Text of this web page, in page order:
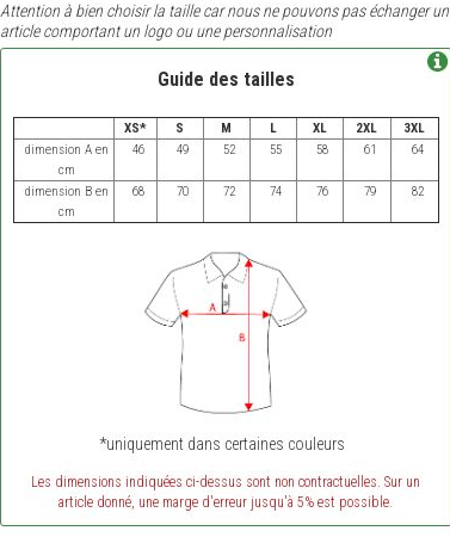
Attention à bien choisir la taille car nous ne pouvons pas échanger un
article comportant un logo ou une personnalisation
Guide des tailles
XS* S M L XL 2XL
3XL
dimension A en
cm
46 49 52 55 58 61 64
dimension B en
cm
68 70 72 74 76 79 82
*uniquement dans certaines couleurs
Les dimensions indiquées ci-dessus sont non contractuelles. Sur un
article donné, une marge d'erreur jusqu'à 5% est possible.